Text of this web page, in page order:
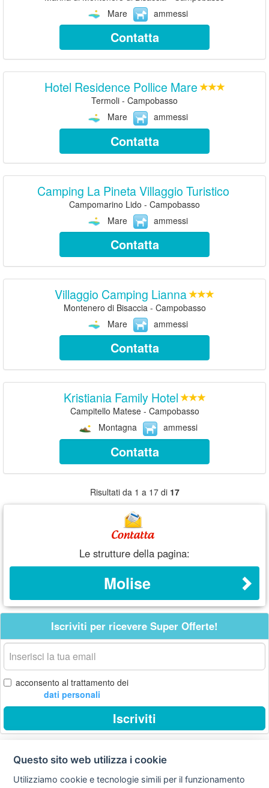
Mare
ammessi
Contatta
Hotel Residence Pollice Mare
Termoli - Campobasso
Mare
ammessi
Contatta
Camping La Pineta Villaggio Turistico
Campomarino Lido - Campobasso
Mare
ammessi
Contatta
Villaggio Camping Lianna
Montenero di Bisaccia - Campobasso
Mare
ammessi
Contatta
Kristiania Family Hotel
Campitello Matese - Campobasso
Montagna
ammessi
Contatta
Risultati da 1 a 17 di 17
Le strutture della pagina:
Molise
Iscriviti per ricevere Super Offerte!
La
tua
email
acconsento al trattamento dei
dati personali
Iscriviti
Privacy
policy
Avviso
legale
Questo sito web utilizza i cookie
Utilizziamo cookie e tecnologie simili per il funzionamento